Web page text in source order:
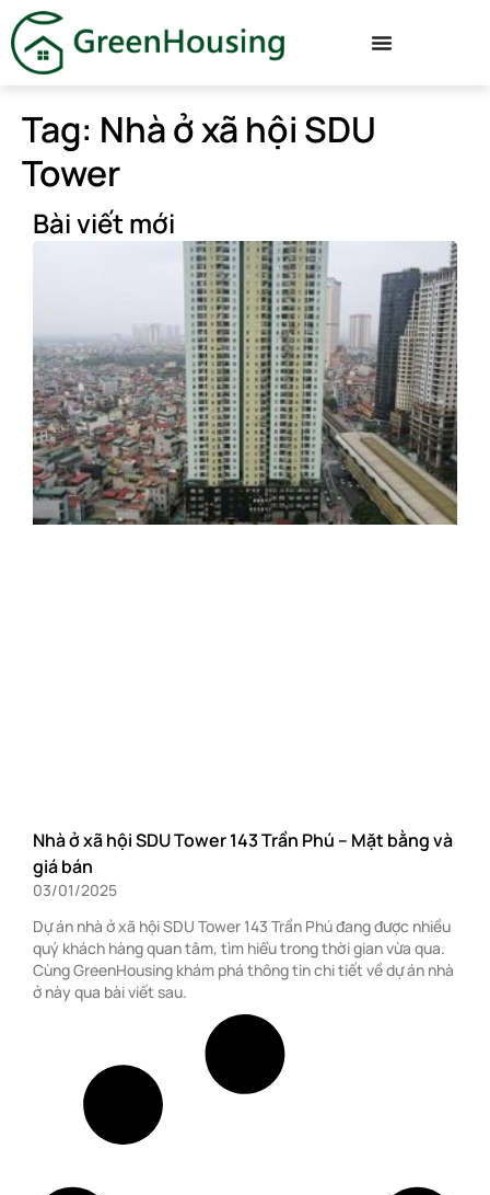
Tag: Nhà ở xã hội SDU
Tower
Bài viết mới
Nhà ở xã hội SDU Tower 143 Trần Phú – Mặt bằng và
giá bán
03/01/2025
Dự án nhà ở xã hội SDU Tower 143 Trần Phú đang được nhiều
quý khách hàng quan tâm, tìm hiểu trong thời gian vừa qua.
Cùng GreenHousing khám phá thông tin chi tiết về dự án nhà
ở này qua bài viết sau.